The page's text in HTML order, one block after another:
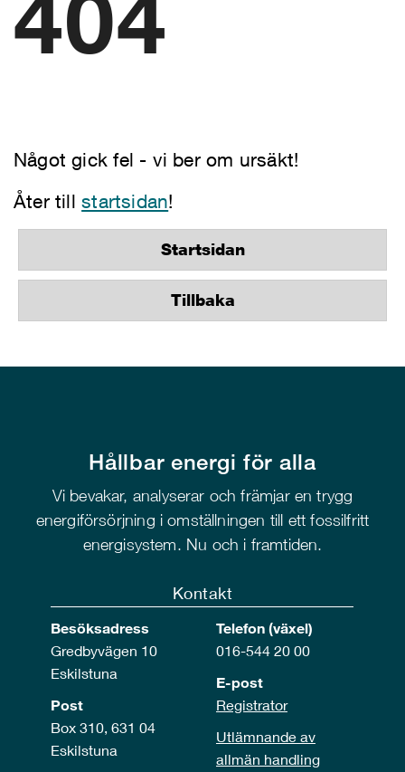
Något gick fel - vi ber om ursäkt!
Åter tillstartsidan!
Startsidan
Tillbaka
Hållbar energi för alla
Vi bevakar, analyserar och främjar en trygg
energiförsörjning i omställningen till ett fossilfritt
energisystem. Nu och i framtiden.
Kontakt
Besöksadress
Gredbyvägen 10
Eskilstuna
Post
Box 310, 631 04
Eskilstuna
Telefon (växel)
016-544 20 00
E-post
Registrator
Utlämnande av
allmän handling